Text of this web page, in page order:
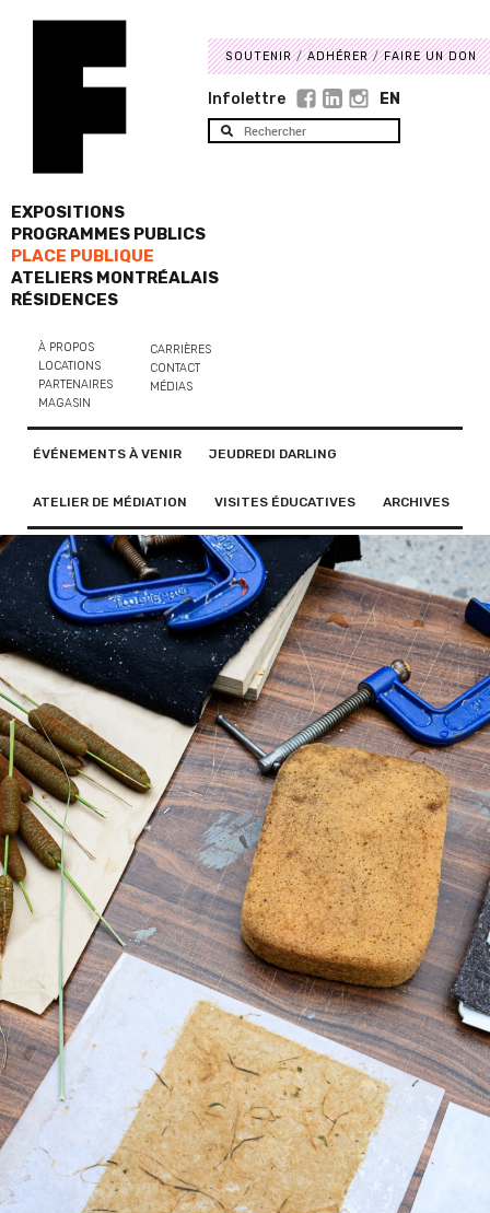
EXPOSITIONS
PROGRAMMES PUBLICS
PLACE PUBLIQUE
ATELIERS MONTRÉALAIS
RÉSIDENCES
À PROPOS
LOCATIONS
PARTENAIRES
MAGASIN
CARRIÈRES
CONTACT
MÉDIAS
SOUTENIR ADHÉRER FAIRE UN DON
Infolettre EN
ÉVÉNEMENTS À VENIR JEUDREDI DARLING
ATELIER DE MÉDIATION VISITES ÉDUCATIVES ARCHIVES